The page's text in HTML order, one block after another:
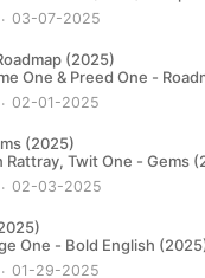
03-07-2025
(2025)
02-01-2025
(2025)
02-03-2025
01-29-2025